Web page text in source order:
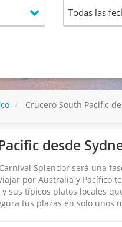
Crucero South Pacific
desde
Splendor será una
por Australia y Pacífico
sus típicos platos locales
tus plazas en solo unos